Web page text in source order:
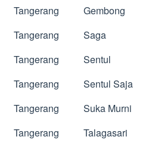
Tangerang Gembong
Tangerang
Saga
Tangerang
Sentul
Tangerang
Sentul Saja
Tangerang
Suka Murni
Tangerang
Talagasari